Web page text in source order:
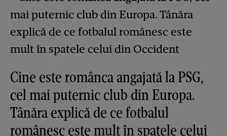
Cine este românca angajată la PSG,
cel mai puternic club din Europa.
Tânăra explică de ce fotbalul
românesc este mult în spatele celui